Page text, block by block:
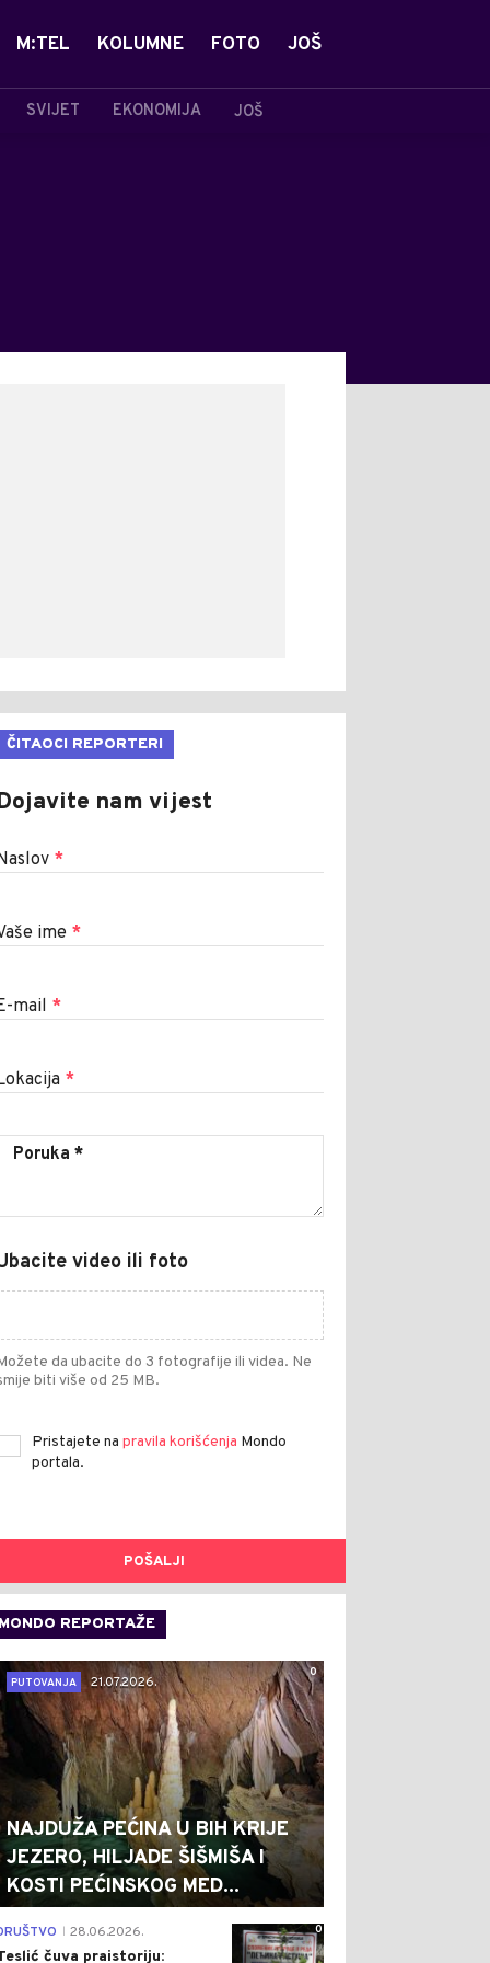
SVIJET EKONOMIJA JOŠ
M:TEL KOLUMNE FOTO JOŠ
ČITAOCI REPORTERI
nam vijest
*
ime *
mail *
*
video ili foto
da ubacite do 3 fotografije ili videa. Ne
biti više od 25 MB.
Pristajete na pravila korišćenja Mondo
portala.
POŠALJI
MONDO REPORTAŽE
0
PUTOVANJA
21.07.2026.
NAJDUŽA PEĆINA U BIH KRIJE
JEZERO, HILJADE ŠIŠMIŠA I
KOSTI PEĆINSKOG MED...
0
28.06.2026.
čuva praistoriju: